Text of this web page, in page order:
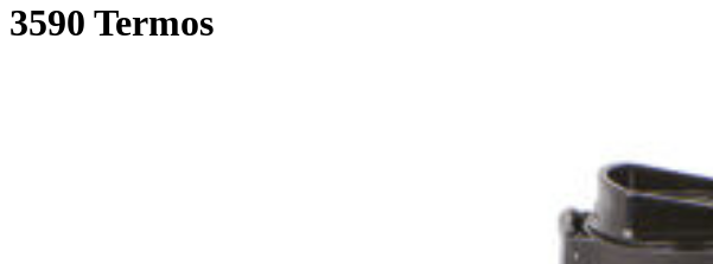
3590 Termos